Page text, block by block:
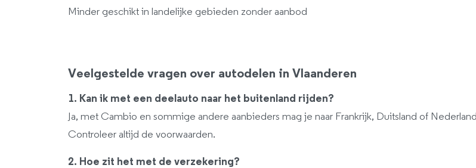
Minder geschikt in landelijke gebieden zonder aanbod
Veelgestelde vragen over autodelen in Vlaanderen
1. Kan ik met een deelauto naar het buitenland rijden?
Ja, met Cambio en sommige andere aanbieders mag je naar Frankrijk, Duitsland of
Controleer altijd de voorwaarden.
2. Hoe zit het met de verzekering?